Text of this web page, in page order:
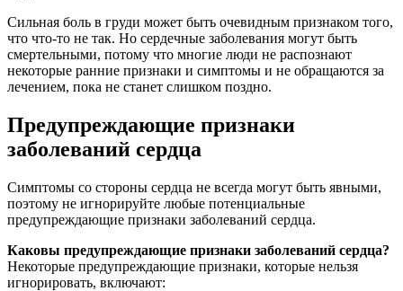
Сильная боль в груди может быть очевидным признаком того,
что что-то не так. Но сердечные заболевания могут быть
смертельными, потому что многие люди не распознают
некоторые ранние признаки и симптомы и не обращаются за
лечением, пока не станет слишком поздно.
Предупреждающие признаки
заболеваний сердца
Симптомы со стороны сердца не всегда могут быть явными,
поэтому не игнорируйте любые потенциальные
предупреждающие признаки заболеваний сердца.
Каковы предупреждающие признаки заболеваний сердца?
Некоторые предупреждающие признаки, которые нельзя
игнорировать, включают: